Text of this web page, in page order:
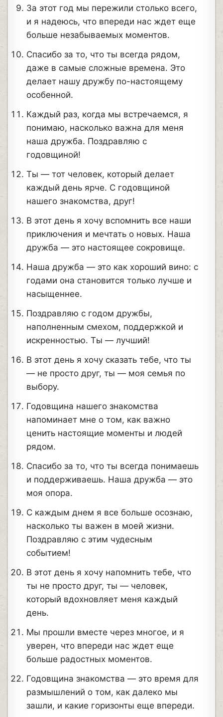
За этот год мы пережили столько всего,
и я надеюсь, что впереди нас ждет еще
больше незабываемых моментов.
Спасибо за то, что ты всегда рядом,
даже в самые сложные времена. Это
делает нашу дружбу по-настоящему
особенной.
Каждый раз, когда мы встречаемся, я
понимаю, насколько важна для меня
наша дружба. Поздравляю с
годовщиной!
Ты — тот человек, который делает
каждый день ярче. С годовщиной
нашего знакомства, друг!
В этот день я хочу вспомнить все наши
приключения и мечтать о новых. Наша
дружба — это настоящее сокровище.
Наша дружба — это как хороший вино: с
годами она становится только лучше и
насыщеннее.
Поздравляю с годом дружбы,
наполненным смехом, поддержкой и
искренностью. Ты — лучший!
В этот день я хочу сказать тебе, что ты
— не просто друг, ты — моя семья по
выбору.
Годовщина нашего знакомства
напоминает мне о том, как важно
ценить настоящие моменты и людей
рядом.
Спасибо за то, что ты всегда понимаешь
и поддерживаешь. Наша дружба — это
моя опора.
С каждым днем я все больше осознаю,
насколько ты важен в моей жизни.
Поздравляю с этим чудесным
событием!
В этот день я хочу напомнить тебе, что
ты не просто друг, ты — человек,
который вдохновляет меня каждый
день.
Мы прошли вместе через многое, и я
уверен, что впереди нас ждет еще
больше радостных моментов.
Годовщина знакомства — это время для
размышлений о том, как далеко мы
зашли, и какие горизонты еще впереди.